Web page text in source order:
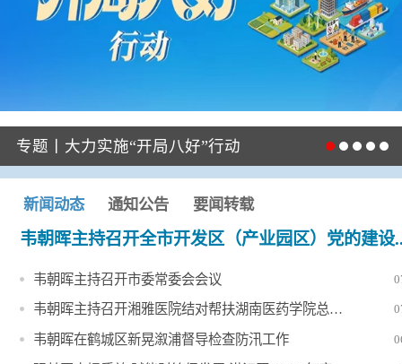
专题丨大力实施“开局八好”行动
新闻动态 通知公告 要闻转载
韦朝晖主持召开全市开发区（产业园区）党的建设
韦朝晖主持召开市委常委会会议
韦朝晖主持召开湘雅医院结对帮扶湖南医药学院总医院、长沙帮扶怀...
韦朝晖在鹤城区新晃溆浦督导检查防汛工作